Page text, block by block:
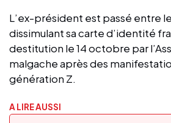
L’ex-président est passé entre
dissimulant sa carte d’identité
destitution le 14 octobre par
malgache après des
génération Z.
A LIRE AUSSI